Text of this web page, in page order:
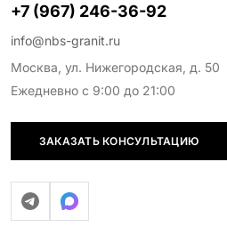
+7 (967) 246-36-92
info@nbs-granit.ru
Москва, ул. Нижегородская, д. 50
Ежедневно с 9:00 до 21:00
ЗАКАЗАТЬ КОНСУЛЬТАЦИЮ